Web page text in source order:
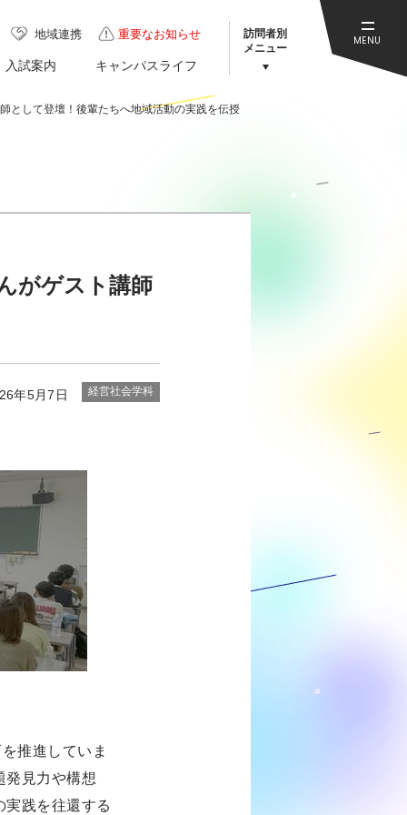
地域連携 重要なお知らせ
入試案内 キャンパスライフ
訪問者別
メニュー
MENU
として登壇！後輩たちへ地域活動の実践を伝授
がゲスト講師
年5月7日 経営社会学科
推進していま
発見力や構想
践を往還する